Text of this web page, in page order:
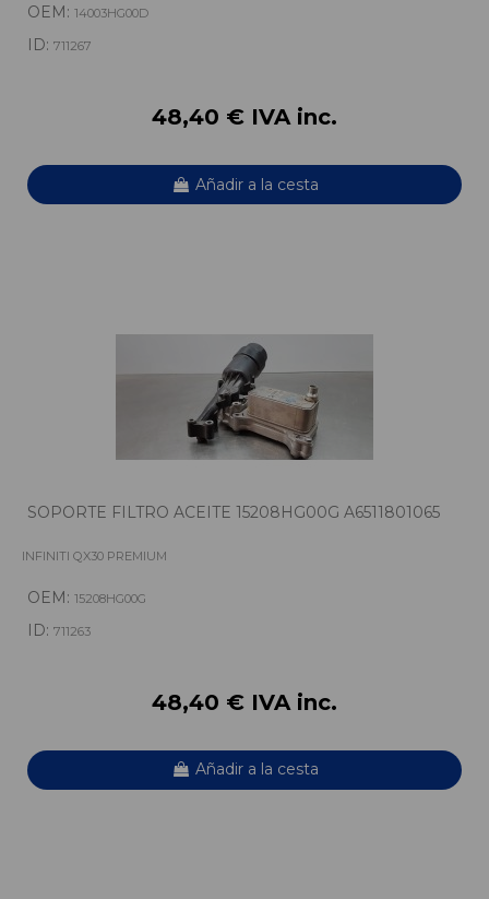
OEM: 14003HG00D
ID: 711267
48,40 € IVA inc.
Añadir a la cesta
SOPORTE FILTRO ACEITE 15208HG00G A6511801065
INFINITI QX30 PREMIUM
OEM: 15208HG00G
ID: 711263
48,40 € IVA inc.
Añadir a la cesta